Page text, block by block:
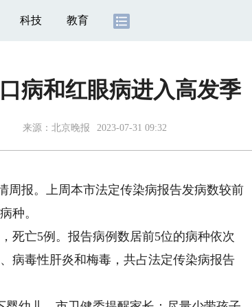
科技 教育
病和红眼病进入高发季
来源： 北京晚报 2023-07-31 09:32
报。上周本市法定传染病报告发病数较前
种。
亡5例。报告病例数居前5位的病种依次
病毒性肝炎和梅毒，共占法定传染病报告